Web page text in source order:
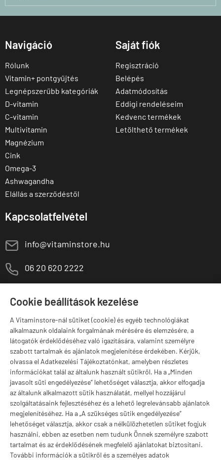
Cookie beállítások kezelése
A Vitaminstore-nál sütiket (cookie) és egyéb technológiákat
alkalmazunk oldalaink forgalmának mérésére és elemzésére, a
látogatók érdeklődéséhez való igazítására, valamint személyre
szabott tartalmak és ajánlatok megjelenítése érdekében. Kérjük,
olvassa el Adatkezelési Tájékoztatónkat, amelyben részletes
információkat talál az általunk használt sütikről. Ha a „Minden
javasolt süti engedélyezése” lehetőséget választja, akkor elfogadja
az általunk alkalmazott sütik használatát, mellyel hozzájárul
szolgáltatásaink fejlesztéséhez és a lehető legrelevánsabb ajánlatok
megjelenítéséhez. Ha a „A szükséges sütik engedélyezése”
lehetőséget választja, akkor csak a nélkülözhetetlen sütiket fogjuk
használni, ebben az esetben nem tudunk Önnek személyre szabott
tartalmat és az érdeklődésének megfelelő ajánlatokat biztosítani.
További információk a sütikről és a személyes adatok
Navigáció
Rólunk
Vitamin+ pontgyűjtés
Legnépszerűbb kategóriák
D-vitamin
C-vitamin
Multivitamin
Magnézium
Cink
Omega-3
Ashwagandha
Elállás a szerződéstől
Saját fiók
Regisztráció
Belépés
Adatmódosítás
Eddigi rendeléseim
Kedvenc termékek
Letölthető termékek
Kapcsolatfelvétel
E info@vitaminstore.hu
M 06 20 620 2222
Szugló u. 83-85.
Márkák
Valuta választás